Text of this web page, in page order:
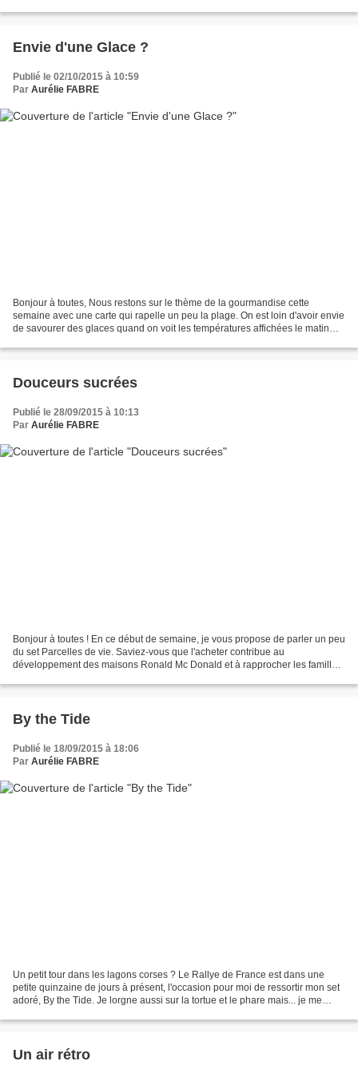
Envie d'une Glace ?
Publié le 02/10/2015 à 10:59
Par Aurélie FABRE
Bonjour à toutes, Nous restons sur le thème de la gourmandise cette
semaine avec une carte qui rapelle un peu la plage. On est loin d'avoir envie
de savourer des glaces quand on voit les températures affichées le matin
Douceurs sucrées
Publié le 28/09/2015 à 10:13
Par Aurélie FABRE
Bonjour à toutes ! En ce début de semaine, je vous propose de parler un peu
du set Parcelles de vie. Saviez-vous que l'acheter contribue au
développement des maisons Ronald Mc Donald et à rapprocher les familles
By the Tide
Publié le 18/09/2015 à 18:06
Par Aurélie FABRE
Un petit tour dans les lagons corses ? Le Rallye de France est dans une
petite quinzaine de jours à présent, l'occasion pour moi de ressortir mon set
adoré, By the Tide. Je lorgne aussi sur la tortue et le phare mais... je me
Un air rétro